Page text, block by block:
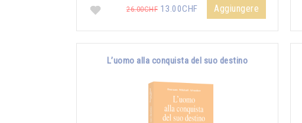
26.00CHF 13.00CHF Aggiungere
L’uomo alla conquista del suo destino